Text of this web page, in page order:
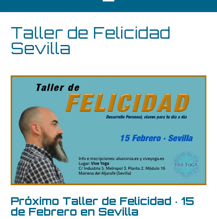
Taller de Felicidad
Sevilla
Próximo Taller de Felicidad · 15
de Febrero en Sevilla